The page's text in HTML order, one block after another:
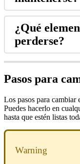
¿Qué
perderse?
Pasos para
Los pasos para cambiar
Puedes hacerlo en
hasta que estén listas
Warning